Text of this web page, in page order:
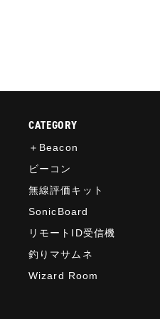
CATEGORY
＋Beacon
ビーコン
無線評価キット
SonicBoard
リモートID受信機
釣りマサムネ
Wizard Room